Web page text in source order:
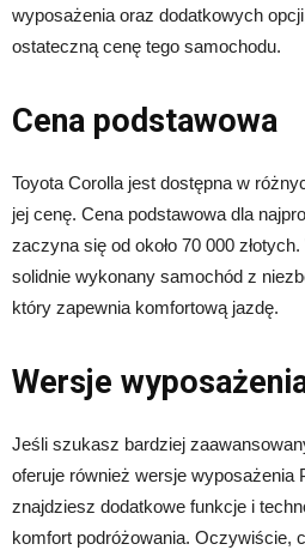
wyposażenia oraz dodatkowych
ostateczną cenę tego samochodu.
Cena podstawowa
Toyota Corolla jest dostępna w
jej cenę. Cena podstawowa dla
zaczyna się od około 70 000
solidnie wykonany samochód z
który zapewnia komfortową jazdę.
Wersje
Jeśli szukasz bardziej
oferuje również wersje wyposażenia
znajdziesz dodatkowe funkcje i
komfort podróżowania. Oczywiście,